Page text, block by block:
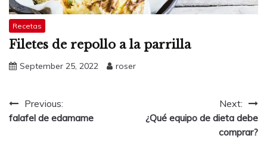
Recetas
Filetes de repollo a la parrilla
September 25, 2022 roser
PostPrevious:
falafel de edamame
Next:
¿Qué equipo de dieta debe
comprar?